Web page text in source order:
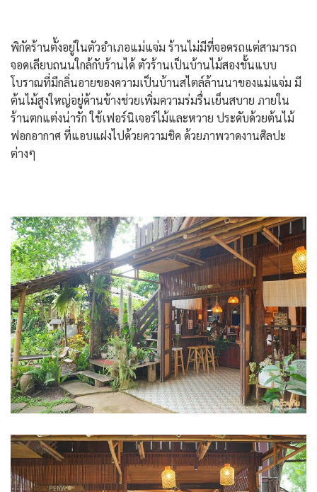
พิกัดร้านตั้งอยู่ในตัวอำเภอแม่แจ่ม ร้านไม่มีที่จอดรถแต่สามารถ
จอดเลียบถนนใกล้กับร้านได้ ตัวร้านเป็นบ้านไม้สองชั้นแบบ
โบราณที่มีกลิ่นอายของความเป็นบ้านสไตล์ล้านนาของแม่แจ่ม มี
ต้นไม้สูงใหญ่อยู่ด้านข้างช่วยเพิ่มความร่มรื่นเย็นสบาย ภายใน
ร้านตกแต่งน่ารัก ใช้เฟอร์นิเจอร์ไม้และหวาย ประดับด้วยต้นไม้
ฟอกอากาศ ที่แอบแฝงไปด้วยความชิค ด้วยภาพวาดงานศิลปะ
ต่างๆ